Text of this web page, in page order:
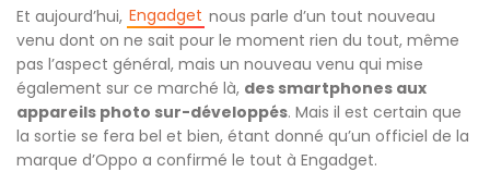
Et aujourd’hui, Engadget nous parle d’un tout nouveau
venu dont on ne sait pour le moment rien du tout, même
pas l’aspect général, mais un nouveau venu qui mise
également sur ce marché là, des smartphones aux
appareils photo sur-développés. Mais il est certain que
la sortie se fera bel et bien, étant donné qu’un officiel de la
marque d’Oppo a confirmé le tout à Engadget.